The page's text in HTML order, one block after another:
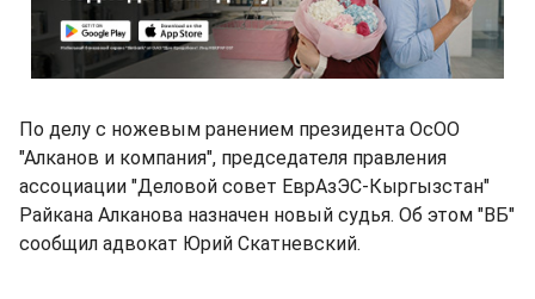
По делу с ножевым ранением президента ОсОО
"Алканов и компания", председателя правления
ассоциации "Деловой совет ЕврАзЭС-Кыргызстан"
Райкана Алканова назначен новый судья. Об этом "ВБ"
сообщил адвокат Юрий Скатневский.